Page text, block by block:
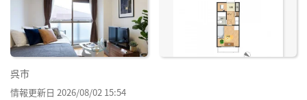
呉市
情報更新日 2026/08/02 15:54